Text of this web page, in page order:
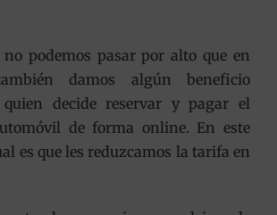
no podemos pasar por alto que en
damos algún beneficio
quien decide reservar y pagar el
de forma online. En este
es que les reduzcamos la tarifa en